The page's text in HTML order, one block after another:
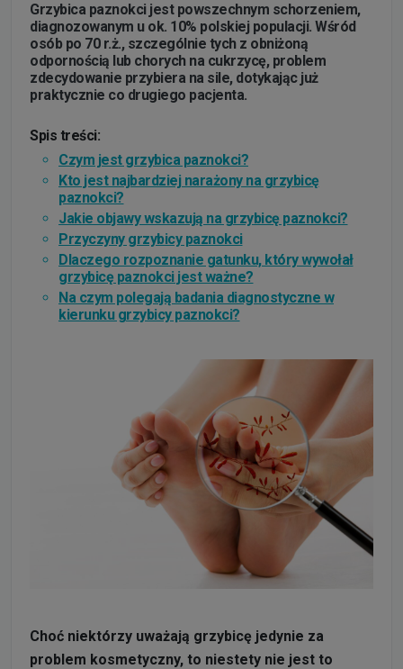
Grzybica paznokci jest powszechnym schorzeniem,
diagnozowanym u ok. 10% polskiej populacji. Wśród
osób po 70 r.ż., szczególnie tych z obniżoną
odpornością lub chorych na cukrzycę, problem
zdecydowanie przybiera na sile, dotykając już
praktycznie co drugiego pacjenta.
Spis treści:
Czym jest grzybica paznokci?
Kto jest najbardziej narażony na grzybicę
paznokci?
Jakie objawy wskazują na grzybicę paznokci?
Przyczyny grzybicy paznokci
Dlaczego rozpoznanie gatunku, który wywołał
grzybicę paznokci jest ważne?
Na czym polegają badania diagnostyczne w
kierunku grzybicy paznokci?
Choć niektórzy uważają grzybicę jedynie za
problem kosmetyczny, to niestety nie jest to